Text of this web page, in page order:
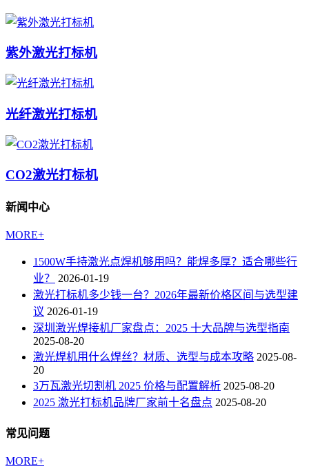
紫外激光打标机
光纤激光打标机
CO2激光打标机
新闻中心
MORE+
1500W手持激光点焊机够用吗？能焊多厚？适合哪些行
业？
2026-01-19
激光打标机多少钱一台？2026年最新价格区间与选型建
议 2026-01-19
深圳激光焊接机厂家盘点：2025 十大品牌与选型指南
2025-08-20
激光焊机用什么焊丝？材质、选型与成本攻略 2025-08-
20
3万瓦激光切割机 2025 价格与配置解析 2025-08-20
2025 激光打标机品牌厂家前十名盘点 2025-08-20
常见问题
MORE+